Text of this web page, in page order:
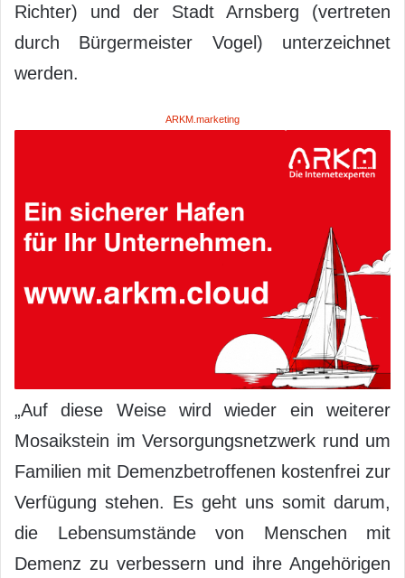
Richter) und der Stadt Arnsberg (vertreten
durch Bürgermeister Vogel) unterzeichnet
werden.
ARKM.marketing
„Auf diese Weise wird wieder ein weiterer
Mosaikstein im Versorgungsnetzwerk rund um
Familien mit Demenzbetroffenen kostenfrei zur
Verfügung stehen. Es geht uns somit darum,
die Lebensumstände von Menschen mit
Demenz zu verbessern und ihre Angehörigen